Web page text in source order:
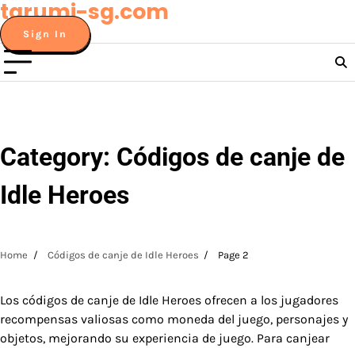
Skip
to
content
tarumi-sg.com
Sign In
Category: Códigos de canje de
Idle Heroes
Home Códigos de canje de Idle Heroes Page 2
Los códigos de canje de Idle Heroes ofrecen a los jugadores
recompensas valiosas como moneda del juego, personajes y
objetos, mejorando su experiencia de juego. Para canjear